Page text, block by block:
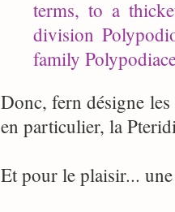
terms, to a
division
family
Donc, fern désigne les
en particulier, la
Et pour le plaisir...